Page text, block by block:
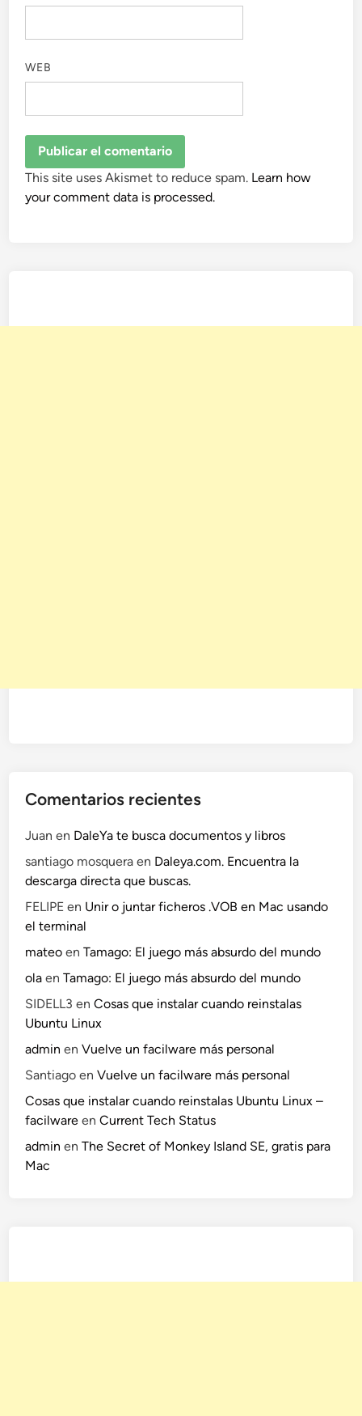
WEB
This site uses Akismet to reduce spam. Learn how
your comment data is processed.
Comentarios recientes
Juan en DaleYa te busca documentos y libros
santiago mosquera en Daleya.com. Encuentra la
descarga directa que buscas.
FELIPE en Unir o juntar ficheros .VOB en Mac usando
el terminal
mateo enTamago: El juego más absurdo del mundo
ola enTamago: El juego más absurdo del mundo
SIDELL3 enCosas que instalar cuando reinstalas
Ubuntu Linux
admin enVuelve un facilware más personal
Santiago enVuelve un facilware más personal
Cosas que instalar cuando reinstalas Ubuntu Linux –
facilware enCurrent Tech Status
admin enThe Secret of Monkey Island SE, gratis para
Mac